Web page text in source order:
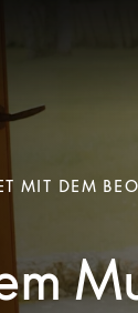
MIT DEM